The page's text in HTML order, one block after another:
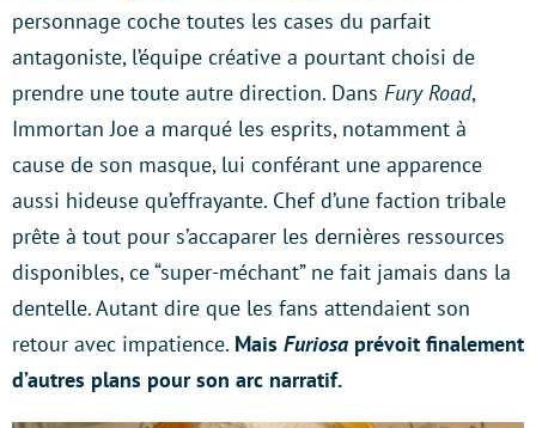
personnage coche toutes les cases du parfait
antagoniste, l’équipe créative a pourtant choisi de
prendre une toute autre direction. Dans Fury Road,
Immortan Joe a marqué les esprits, notamment à
cause de son masque, lui conférant une apparence
aussi hideuse qu’effrayante. Chef d’une faction tribale
prête à tout pour s’accaparer les dernières ressources
disponibles, ce “super-méchant” ne fait jamais dans la
dentelle. Autant dire que les fans attendaient son
retour avec impatience. Mais Furiosa prévoit finalement
d’autres plans pour son arc narratif.